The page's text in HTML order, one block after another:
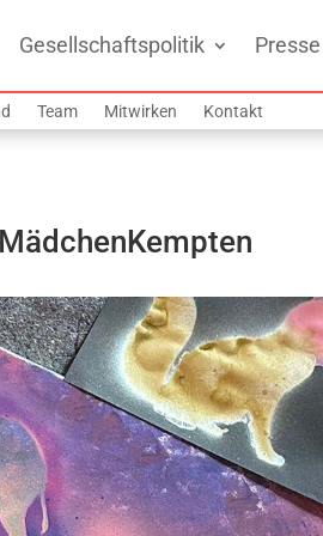
Gesellschaftspolitik Presse
Team Mitwirken Kontakt